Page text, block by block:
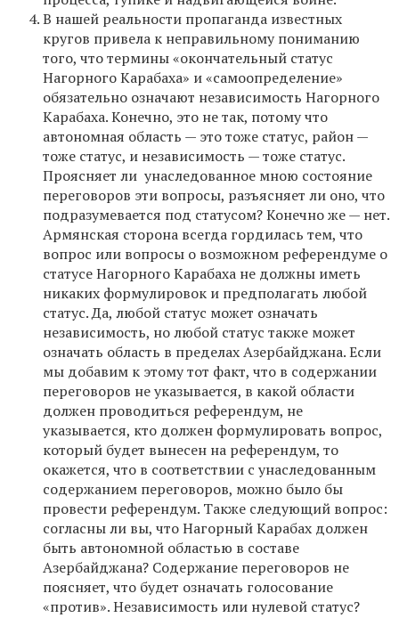
В нашей реальности пропаганда известных
кругов привела к неправильному пониманию
того, что термины «окончательный статус
Нагорного Карабаха» и «самоопределение»
обязательно означают независимость Нагорного
Карабаха. Конечно, это не так, потому что
автономная область — это тоже статус, район —
тоже статус, и независимость — тоже статус.
Проясняет ли унаследованное мною состояние
переговоров эти вопросы, разъясняет ли оно, что
подразумевается под статусом? Конечно же — нет.
Армянская сторона всегда гордилась тем, что
вопрос или вопросы о возможном референдуме о
статусе Нагорного Карабаха не должны иметь
никаких формулировок и предполагать любой
статус. Да, любой статус может означать
независимость, но любой статус также может
означать область в пределах Азербайджана. Если
мы добавим к этому тот факт, что в содержании
переговоров не указывается, в какой области
должен проводиться референдум, не
указывается, кто должен формулировать вопрос,
который будет вынесен на референдум, то
окажется, что в соответствии с унаследованным
содержанием переговоров, можно было бы
провести референдум. Также следующий вопрос:
согласны ли вы, что Нагорный Карабах должен
быть автономной областью в составе
Азербайджана? Содержание переговоров не
поясняет, что будет означать голосование
«против». Независимость или нулевой статус?